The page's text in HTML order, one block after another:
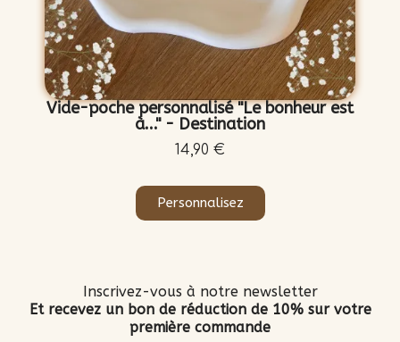
Vide-poche personnalisé "Le bonheur est
à..." - Destination
14,90 €
Personnalisez
Inscrivez-vous à notre newsletter
Et recevez un bon de réduction de 10% sur votre
première commande